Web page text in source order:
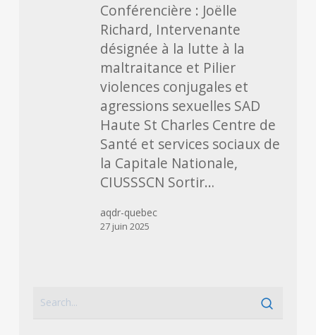
maltraitance!
Conférencière : Joëlle
Richard, Intervenante
désignée à la lutte à la
maltraitance et Pilier
violences conjugales et
agressions sexuelles SAD
Haute St Charles Centre de
Santé et services sociaux de
la Capitale Nationale,
CIUSSSCN Sortir…
aqdr-quebec
27 juin 2025